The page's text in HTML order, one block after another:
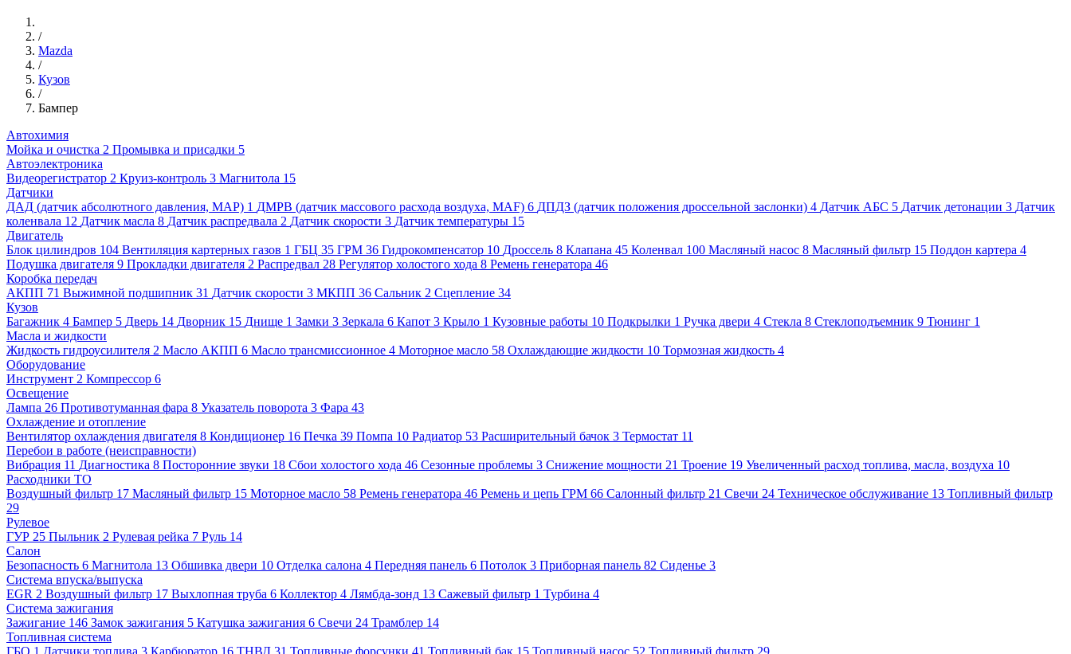
/
Mazda
/
Кузов
/
Бампер
Автохимия
Мойка и очистка 2 Промывка и присадки 5
Автоэлектроника
Видеорегистратор 2 Круиз-контроль 3 Магнитола 15
Датчики
ДАД (датчик абсолютного давления, MAP) 1 ДМРВ (датчик массового расхода воздуха, MAF) 6 ДПДЗ (датчик положения дроссельной заслонки) 4 Датчик АБС 5 Датчик детонации 3 Датчик
коленвала 12 Датчик масла 8 Датчик распредвала 2 Датчик скорости 3 Датчик температуры 15
Двигатель
Блок цилиндров 104 Вентиляция картерных газов 1 ГБЦ 35 ГРМ 36 Гидрокомпенсатор 10 Дроссель 8 Клапана 45 Коленвал 100 Масляный насос 8 Масляный фильтр 15 Поддон картера 4
Подушка двигателя 9 Прокладки двигателя 2 Распредвал 28 Регулятор холостого хода 8 Ремень генератора 46
Коробка передач
АКПП 71 Выжимной подшипник 31 Датчик скорости 3 МКПП 36 Сальник 2 Сцепление 34
Кузов
Багажник 4 Бампер 5 Дверь 14 Дворник 15 Днище 1 Замки 3 Зеркала 6 Капот 3 Крыло 1 Кузовные работы 10 Подкрылки 1 Ручка двери 4 Стекла 8 Стеклоподъемник 9 Тюнинг 1
Масла и жидкости
Жидкость гидроусилителя 2 Масло АКПП 6 Масло трансмиссионное 4 Моторное масло 58 Охлаждающие жидкости 10 Тормозная жидкость 4
Оборудование
Инструмент 2 Компрессор 6
Освещение
Лампа 26 Противотуманная фара 8 Указатель поворота 3 Фара 43
Охлаждение и отопление
Вентилятор охлаждения двигателя 8 Кондиционер 16 Печка 39 Помпа 10 Радиатор 53 Расширительный бачок 3 Термостат 11
Перебои в работе (неисправности)
Вибрация 11 Диагностика 8 Посторонние звуки 18 Сбои холостого хода 46 Сезонные проблемы 3 Снижение мощности 21 Троение 19 Увеличенный расход топлива, масла, воздуха 10
Расходники ТО
Воздушный фильтр 17 Масляный фильтр 15 Моторное масло 58 Ремень генератора 46 Ремень и цепь ГРМ 66 Салонный фильтр 21 Свечи 24 Техническое обслуживание 13 Топливный фильтр
29
Рулевое
ГУР 25 Пыльник 2 Рулевая рейка 7 Руль 14
Салон
Безопасность 6 Магнитола 13 Обшивка двери 10 Отделка салона 4 Передняя панель 6 Потолок 3 Приборная панель 82 Сиденье 3
Система впуска/выпуска
EGR 2 Воздушный фильтр 17 Выхлопная труба 6 Коллектор 4 Лямбда-зонд 13 Сажевый фильтр 1 Турбина 4
Система зажигания
Зажигание 146 Замок зажигания 5 Катушка зажигания 6 Свечи 24 Трамблер 14
Топливная система
ГБО 1 Датчики топлива 3 Карбюратор 16 ТНВД 31 Топливные форсунки 41 Топливный бак 15 Топливный насос 52 Топливный фильтр 29